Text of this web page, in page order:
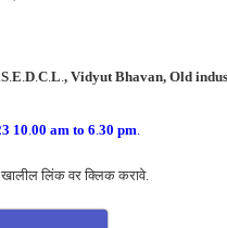
S. E D. C. L , Vidyut Bhavan, Old
10 00 am to 6 30 pm
खालील लिंक वर क्लिक करावे.